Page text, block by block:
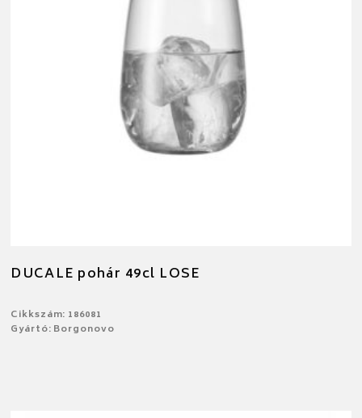
DUCALE pohár 49cl LOSE
Cikkszám: 186081
Gyártó: Borgonovo